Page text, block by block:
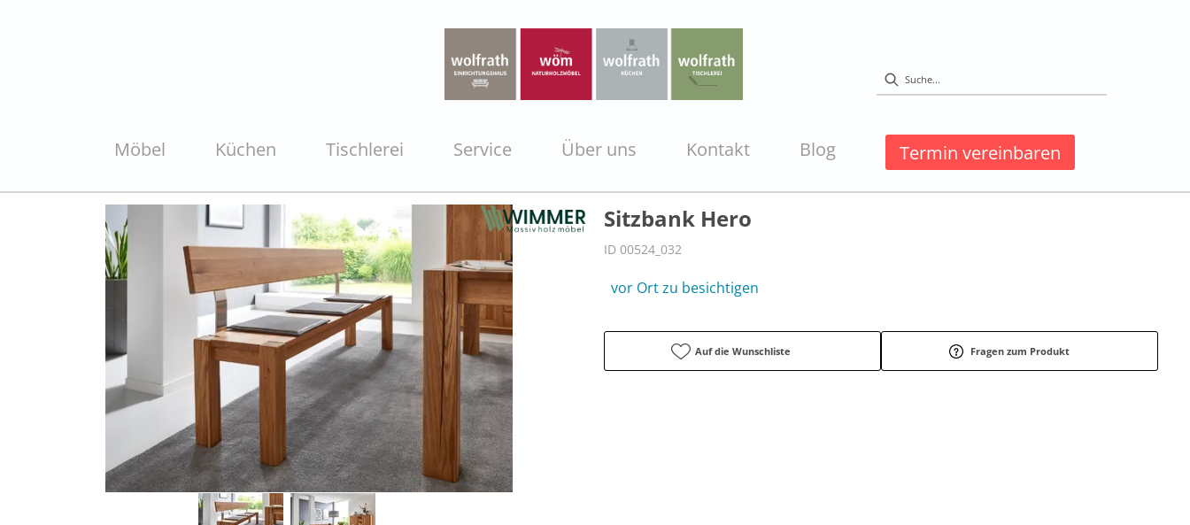
Möbel Küchen Tischlerei Service Über uns Kontakt Blog Termin vereinbaren
Sitzbank Hero
ID 00524_032
vor Ort zu besichtigen
Auf die Wunschliste Fragen zum Produkt